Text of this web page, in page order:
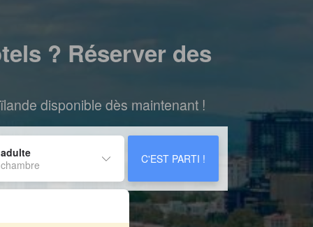
? Réserver des
disponible dès maintenant !
C'EST PARTI !